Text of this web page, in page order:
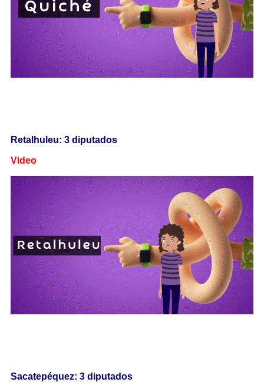
Retalhuleu: 3 diputados
Video
Sacatepéquez: 3 diputados